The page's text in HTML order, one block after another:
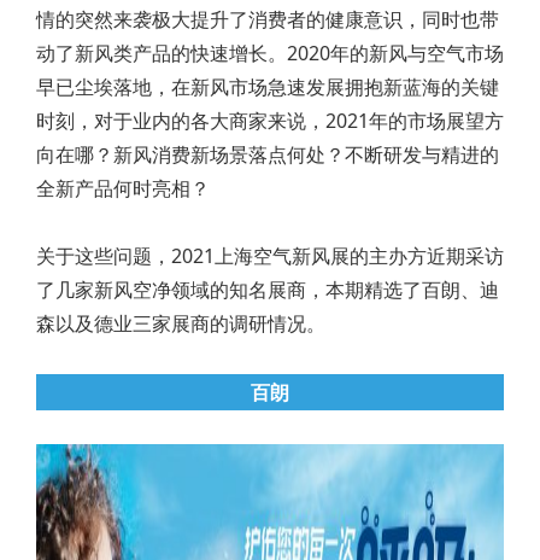
情的突然来袭极大提升了消费者的健康意识，同时也带
动了新风类产品的快速增长。2020年的新风与空气市场
早已尘埃落地，在新风市场急速发展拥抱新蓝海的关键
时刻，对于业内的各大商家来说，2021年的市场展望方
向在哪？新风消费新场景落点何处？不断研发与精进的
全新产品何时亮相？
关于这些问题，2021上海空气新风展的主办方近期采访
了几家新风空净领域的知名展商，本期精选了百朗、迪
森以及德业三家展商的调研情况。
百朗